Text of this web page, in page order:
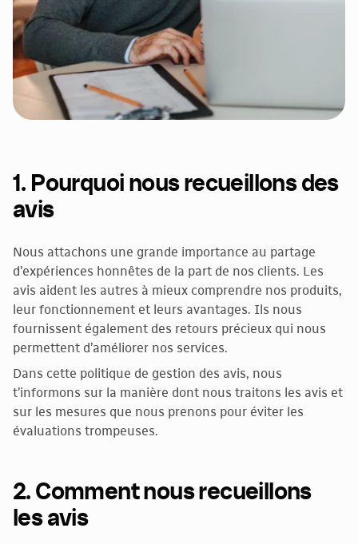
1. Pourquoi nous recueillons des
avis
Nous attachons une grande importance au partage
d’expériences honnêtes de la part de nos clients. Les
avis aident les autres à mieux comprendre nos produits,
leur fonctionnement et leurs avantages. Ils nous
fournissent également des retours précieux qui nous
permettent d’améliorer nos services.
Dans cette politique de gestion des avis, nous
t’informons sur la manière dont nous traitons les avis et
sur les mesures que nous prenons pour éviter les
évaluations trompeuses.
2. Comment nous recueillons
les avis